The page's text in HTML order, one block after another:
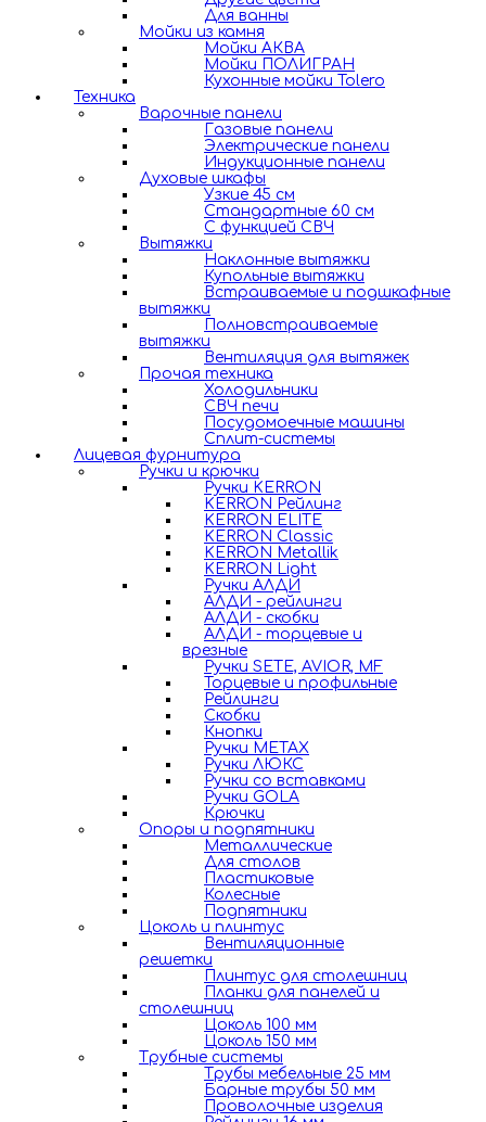
Для ванны
Мойки из камня
Мойки АКВА
Мойки ПОЛИГРАН
Кухонные мойки Tolero
Техника
Варочные панели
Газовые панели
Электрические панели
Индукционные панели
Духовые шкафы
Узкие 45 см
Стандартные 60 см
С функцией СВЧ
Вытяжки
Наклонные вытяжки
Купольные вытяжки
Встраиваемые и подшкафные
вытяжки
Полновстраиваемые
вытяжки
Вентиляция для вытяжек
Прочая техника
Холодильники
СВЧ печи
Посудомоечные машины
Сплит-системы
Лицевая фурнитура
Ручки и крючки
Ручки KERRON
KERRON Рейлинг
KERRON ELITE
KERRON Classic
KERRON Metallik
KERRON Light
Ручки АЛДИ
АЛДИ - рейлинги
АЛДИ - скобки
АЛДИ - торцевые и
врезные
Ручки SETE, AVIOR, MF
Торцевые и профильные
Рейлинги
Скобки
Кнопки
Ручки METAX
Ручки ЛЮКС
Ручки со вставками
Ручки GOLA
Крючки
Опоры и подпятники
Металлические
Для столов
Пластиковые
Колесные
Подпятники
Цоколь и плинтус
Вентиляционные
решетки
Плинтус для столешниц
Планки для панелей и
столешниц
Цоколь 100 мм
Цоколь 150 мм
Трубные системы
Трубы мебельные 25 мм
Барные трубы 50 мм
Проволочные изделия